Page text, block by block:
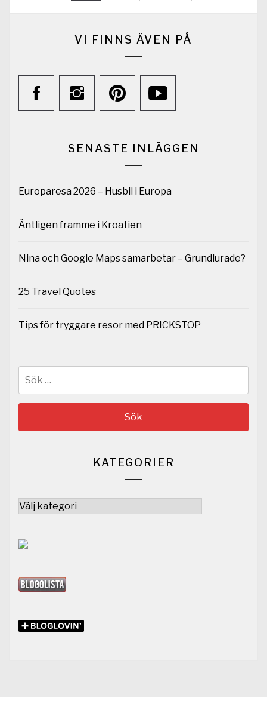
VI FINNS ÄVEN PÅ
SENASTE INLÄGGEN
Europaresa 2026 – Husbil i Europa
Äntligen framme i Kroatien
Nina och Google Maps samarbetar – Grundlurade?
25 Travel Quotes
Tips för tryggare resor med PRICKSTOP
KATEGORIER
Kategorier